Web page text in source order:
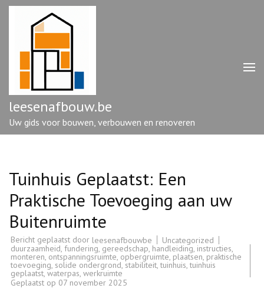
Ga
enter)
leesenafbouw.be
Uw gids voor bouwen, verbouwen en renoveren
Tuinhuis Geplaatst: Een
Praktische Toevoeging aan uw
Buitenruimte
Bericht geplaatst door leesenafbouwbe
Uncategorized
duurzaamheid, fundering, gereedschap, handleiding, instructies,
monteren, ontspanningsruimte, opbergruimte, plaatsen, praktische
toevoeging, solide ondergrond, stabiliteit,tuinhuis,tuinhuis
geplaatst, waterpas, werkruimte
Geplaatst op 07 november 2025